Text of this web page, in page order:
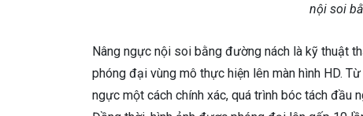
nội soi
Nâng ngực nội soi bằng đường nách là kỹ thuật
phóng đại vùng mô thực hiện lên màn hình HD.
ngực một cách chính xác, quá trình bóc tách đầu